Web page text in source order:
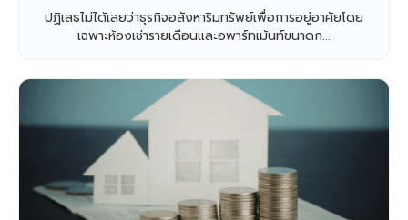
ปฏิเสธไม่ได้เลยว่าธุรกิจอสังหาริมทรัพย์เพื่อการอยู่อาศัยโดย
เฉพาะห้องเช่ารายเดือนและอพาร์ทเม้นท์ขนาดก...